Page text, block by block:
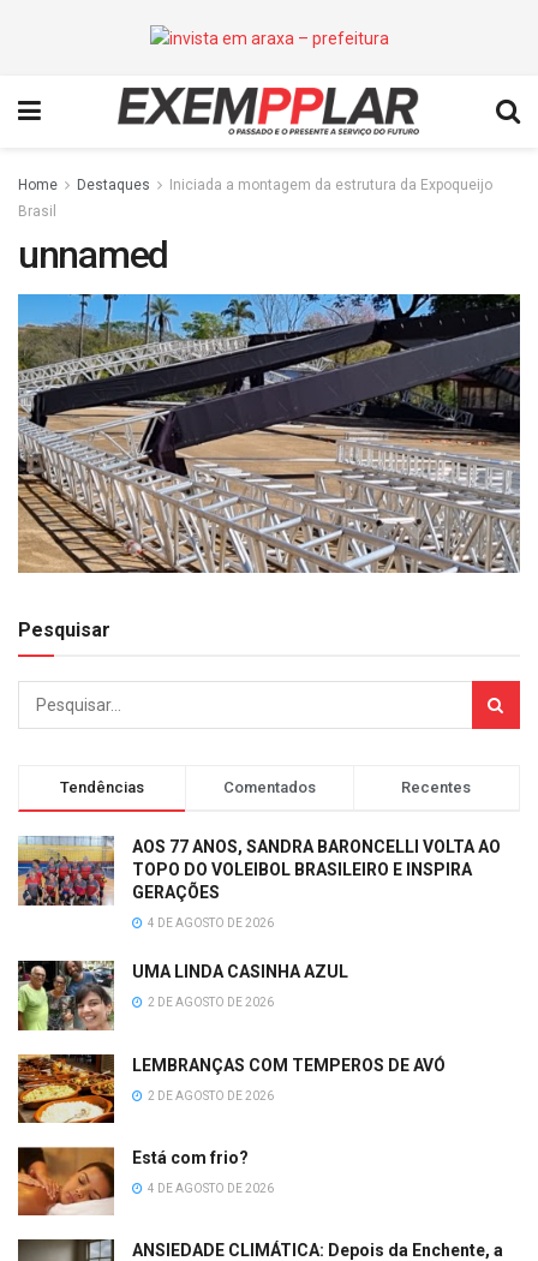
Home Destaques
Iniciada a montagem da estrutura da Expoqueijo
Brasil
unnamed
Pesquisar
Tendências Comentados Recentes
AOS 77 ANOS, SANDRA BARONCELLI VOLTA AO
TOPO DO VOLEIBOL BRASILEIRO E INSPIRA
GERAÇÕES
4 DE AGOSTO DE 2026
UMA LINDA CASINHA AZUL
2 DE AGOSTO DE 2026
LEMBRANÇAS COM TEMPEROS DE AVÓ
2 DE AGOSTO DE 2026
Está com frio?
4 DE AGOSTO DE 2026
ANSIEDADE CLIMÁTICA: Depois da Enchente, a